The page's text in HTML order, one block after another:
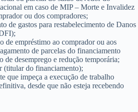
em caso de MIP – Morte e Invalidez
ou dos compradores;
de gastos para restabelecimento de Danos
de empréstimo ao comprador ou aos
de parcelas do financiamento
de desemprego e redução temporária;
(titular do financiamento);
que impeça a execução de trabalho
desde que não esteja recebendo